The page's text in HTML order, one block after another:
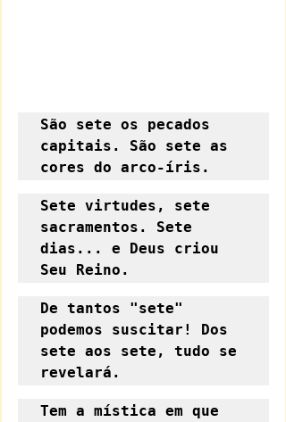
São sete os pecados
capitais. São sete as
cores do arco-íris.
Sete virtudes, sete
sacramentos. Sete
dias... e Deus criou
Seu Reino.
De tantos "sete"
podemos suscitar! Dos
sete aos sete, tudo se
revelará.
Tem a mística em que